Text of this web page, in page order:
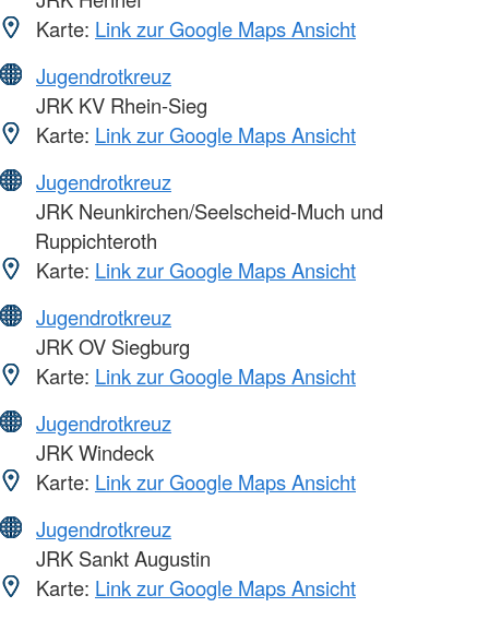
Karte: Link zur Google Maps Ansicht
Jugendrotkreuz
JRK KV Rhein-Sieg
Karte: Link zur Google Maps Ansicht
Jugendrotkreuz
JRK Neunkirchen/Seelscheid-Much und
Ruppichteroth
Karte: Link zur Google Maps Ansicht
Jugendrotkreuz
JRK OV Siegburg
Karte: Link zur Google Maps Ansicht
Jugendrotkreuz
JRK Windeck
Karte: Link zur Google Maps Ansicht
Jugendrotkreuz
JRK Sankt Augustin
Karte: Link zur Google Maps Ansicht